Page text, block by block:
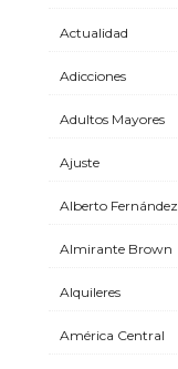
Actualidad
Adicciones
Adultos Mayores
Ajuste
Alberto Fernández
Almirante Brown
Alquileres
América Central